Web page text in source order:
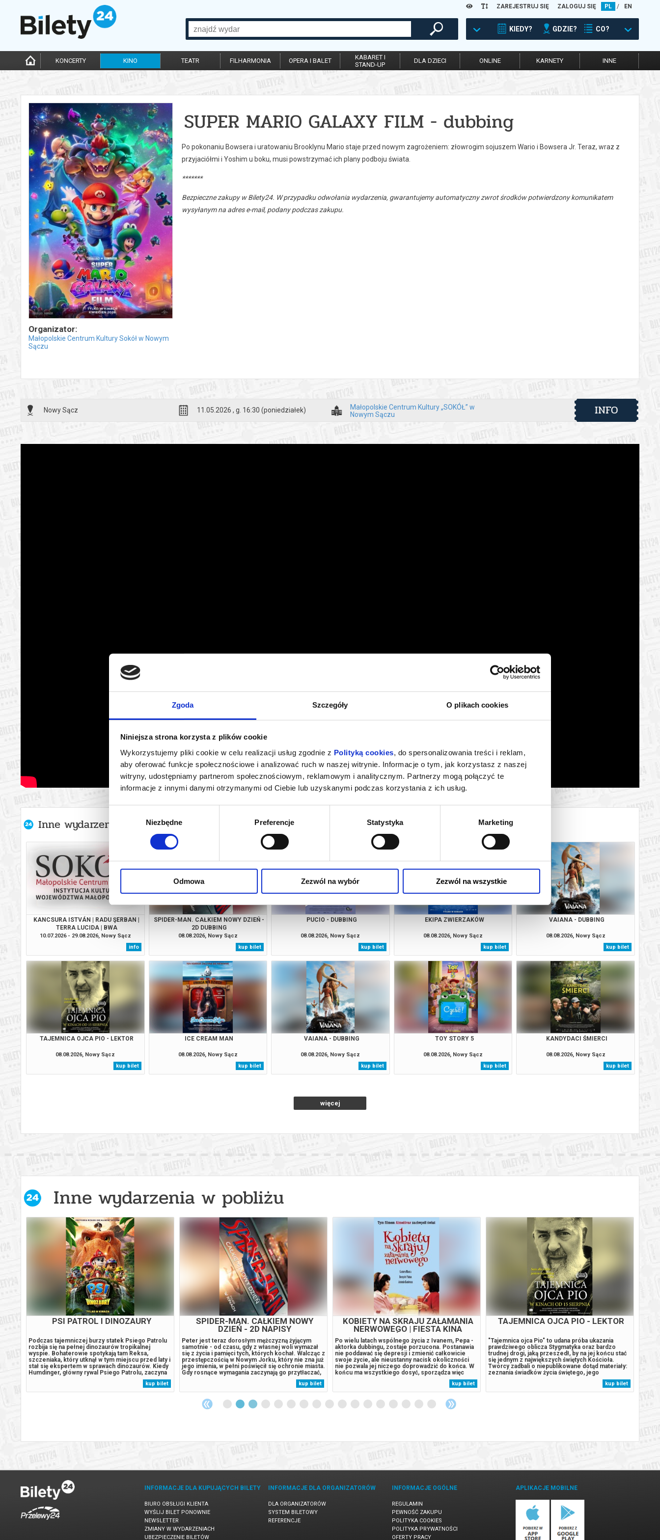
Zgoda Szczegóły O plikach cookies
Niniejsza strona korzysta z plików cookie
Wykorzystujemy pliki cookie w celu realizacji usług zgodnie z Polityką cookies, do spersonalizowania treści i reklam,
aby oferować funkcje społecznościowe i analizować ruch w naszej witrynie. Informacje o tym, jak korzystasz z naszej
witryny, udostępniamy partnerom społecznościowym, reklamowym i analitycznym. Partnerzy mogą połączyć te
informacje z innymi danymi otrzymanymi od Ciebie lub uzyskanymi podczas korzystania z ich usług.
Wybór
zgody
Niezbędne Preferencje Statystyka Marketing
Odmowa Zezwól na wybór Zezwól na wszystkie
ZAREJESTRUJ SIĘ ZALOGUJ SIĘ PL / EN
KIEDY? GDZIE? CO?
KONCERTY KINO TEATR FILHARMONIA OPERA I BALET
KABARET I
STAND-UP
DLA DZIECI ONLINE KARNETY INNE
Organizator:
Małopolskie Centrum Kultury Sokół w Nowym
Sączu
SUPER MARIO GALAXY FILM - dubbing
Po pokonaniu Bowsera i uratowaniu Brooklynu Mario staje przed nowym zagrożeniem: złowrogim sojuszem Wario i Bowsera Jr. Teraz, wraz z
przyjaciółmi i Yoshim u boku, musi powstrzymać ich plany podboju świata.
*******
Bezpieczne zakupy w Bilety24. W przypadku odwołania wydarzenia, gwarantujemy automatyczny zwrot środków potwierdzony komunikatem
wysyłanym na adres e-mail, podany podczas zakupu.
Nowy Sącz 11.05.2026 , g. 16:30 (poniedziałek)
Małopolskie Centrum Kultury „SOKÓŁ” w
Nowym Sączu
INFO
Inne wydarzenia organizatora
KANCSURA ISTVÁN | RADU ŞERBAN |
TERRA LUCIDA | BWA
10.07.2026 - 29.08.2026, Nowy Sącz
info
SPIDER-MAN. CAŁKIEM NOWY DZIEŃ -
2D DUBBING
08.08.2026, Nowy Sącz
kup bilet
PUCIO - DUBBING
08.08.2026, Nowy Sącz
kup bilet
EKIPA ZWIERZAKÓW
08.08.2026, Nowy Sącz
kup bilet
VAIANA - DUBBING
08.08.2026, Nowy Sącz
kup bilet
TAJEMNICA OJCA PIO - LEKTOR
08.08.2026, Nowy Sącz
kup bilet
ICE CREAM MAN
08.08.2026, Nowy Sącz
kup bilet
VAIANA - DUBBING
08.08.2026, Nowy Sącz
kup bilet
TOY STORY 5
08.08.2026, Nowy Sącz
kup bilet
KANDYDACI ŚMIERCI
08.08.2026, Nowy Sącz
kup bilet
więcej
Inne wydarzenia w pobliżu
PSI PATROL I DINOZAURY
Podczas tajemniczej burzy statek Psiego Patrolu
rozbija się na pełnej dinozaurów tropikalnej
wyspie. Bohaterowie spotykają tam Reksa,
szczeniaka, który utknął w tym miejscu przed laty i
stał się ekspertem w sprawach dinozaurów. Kiedy
Humdinger, główny rywal Psiego Patrolu, zaczyna
lekkomyślnie eksploatować zasoby naturalne
wyspy, doprowadza do wybuchu ogromnego,
uśpionego od lat wulkanu. Psi Patrol...
kup bilet
SPIDER-MAN. CAŁKIEM NOWY
DZIEŃ - 2D NAPISY
Peter jest teraz dorosłym mężczyzną żyjącym
samotnie - od czasu, gdy z własnej woli wymazał
się z życia i pamięci tych, których kochał. Walcząc z
przestępczością w Nowym Jorku, który nie zna już
jego imienia, w pełni poświęcił się ochronie miasta.
Gdy rosnące wymagania zaczynają go przytłaczać,
presja wywołuje zaskakującą fizyczną przemianę,
która zagraża jego istnieniu, podczas gdy nowy,
niepokojący...
kup bilet
KOBIETY NA SKRAJU ZAŁAMANIA
NERWOWEGO | FIESTA KINA
HISZPAŃSKIEGO 2026
Po wielu latach wspólnego życia z Ivanem, Pepa -
aktorka dubbingu, zostaje porzucona. Postanawia
nie poddawać się depresji i zmienić całkowicie
swoje życie, ale nieustanny nacisk okoliczności
nie pozwala jej niczego doprowadzić do końca. W
końcu ma wszystkiego dosyć, sporządza więc
zabójczą miksturę: gazpacho zmieszane z
tabletkami nasennymi. Lawina kolejnych wydarzeń
zastopuje jej zamiary.*******...
kup bilet
TAJEMNICA OJCA PIO - LEKTOR
"Tajemnica ojca Pio" to udana próba ukazania
prawdziwego oblicza Stygmatyka oraz bardzo
trudnej drogi, jaką przeszedł, by na jej końcu stać
się jednym z największych świętych Kościoła.
Twórcy zadbali o niepublikowane dotąd materiały:
zeznania świadków życia świętego, jego
duchowych dzieci, osób, które doświadczyły
nawrócenia i uzdrowienia, oraz zdjęcia, nagrania i
wypowiedzi współbraci z San Giovanni...
kup bilet
jego
INFORMACJE DLA KUPUJĄCYCH BILETY
BIURO OBSŁUGI KLIENTA
WYŚLIJ BILET PONOWNIE
NEWSLETTER
ZMIANY W WYDARZENIACH
UBEZPIECZENIE BILETÓW
INFORMACJE DLA ORGANIZATORÓW
DLA ORGANIZATORÓW
SYSTEM BILETOWY
REFERENCJE
INFORMACJE OGÓLNE
REGULAMIN
PEWNOŚĆ ZAKUPU
POLITYKA COOKIES
POLITYKA PRYWATNOŚCI
OFERTY PRACY
APLIKACJE MOBILNE